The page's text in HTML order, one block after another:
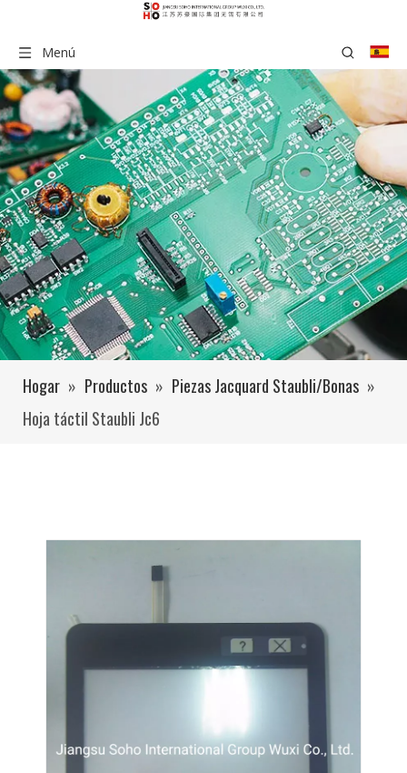
Menú
Hogar » Productos » Piezas Jacquard Staubli/Bonas »
Hoja táctil Staubli Jc6